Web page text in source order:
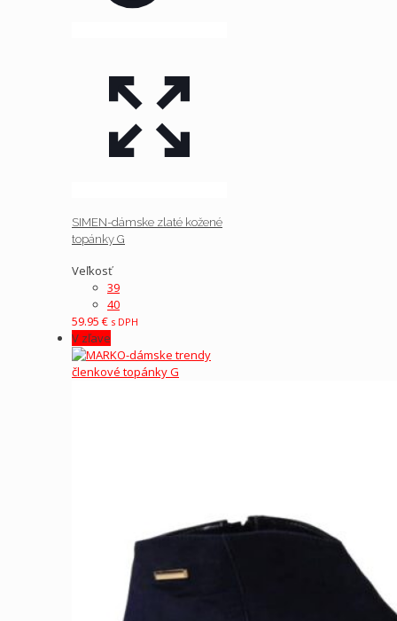
SIMEN-dámske zlaté kožené
topánky G
Veľkosť
39
40
59.95 € s DPH
V zľave